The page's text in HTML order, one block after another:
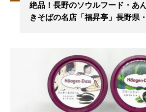
絶品！長野のソウルフード・あ
きそばの名店「福昇亭」長野県